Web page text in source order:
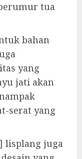
tua
bahan
yang
jati akan
serat yang
lisplang juga